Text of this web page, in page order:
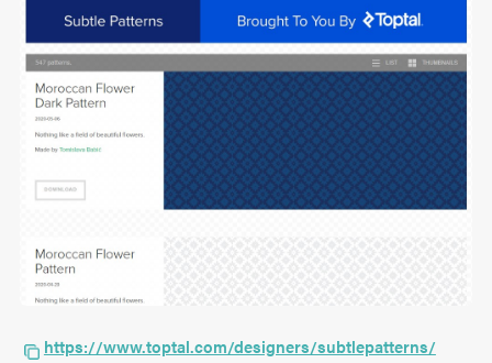
https://www.toptal.com/designers/subtlepatterns/